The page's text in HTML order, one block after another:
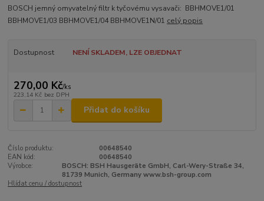
BOSCH jemný omyvatelný filtr k tyčovému vysavači: BBHMOVE1/01
BBHMOVE1/03 BBHMOVE1/04 BBHMOVE1N/01 celý popis
Dostupnost NENÍ SKLADEM, LZE OBJEDNAT
270,00 Kč/ks
223,14 Kč bez DPH
Přidat do košíku
Číslo produktu:
00648540
EAN kód:
00648540
Výrobce:
BOSCH: BSH Hausgeräte GmbH, Carl-Wery-Straße 34,
81739 Munich, Germany www.bsh-group.com
Hlídat cenu / dostupnost